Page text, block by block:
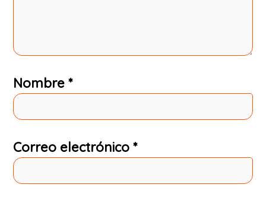
Nombre*
Correo electrónico*